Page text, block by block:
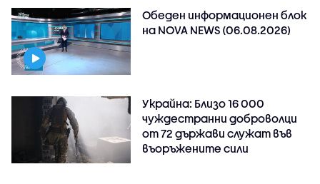
Обеден информационен блок
на NOVA NEWS (06.08.2026)
Украйна: Близо 16 000
чуждестранни доброволци
от 72 държави служат във
въоръжените сили